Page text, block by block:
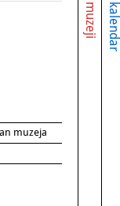
muzeji kalendar
muzeja